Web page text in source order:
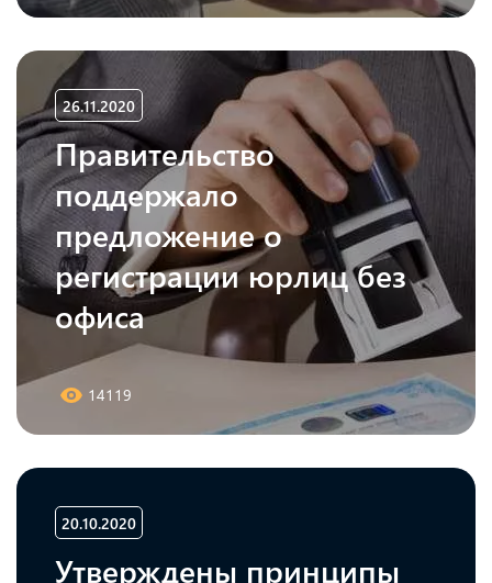
26.11.2020
Правительство
поддержало
предложение о
регистрации юрлиц без
офиса
14119
20.10.2020
Утверждены принципы